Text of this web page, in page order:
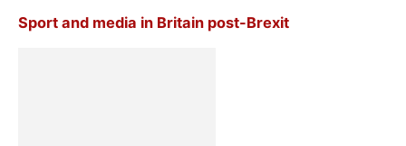
Sport and media in Britain post-Brexit